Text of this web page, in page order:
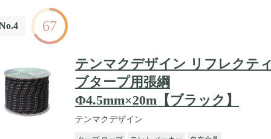
67
テンマクデザイン リフレクティ
ブタープ用張綱
Φ4.5mm×20m【ブラック】
テンマクデザイン